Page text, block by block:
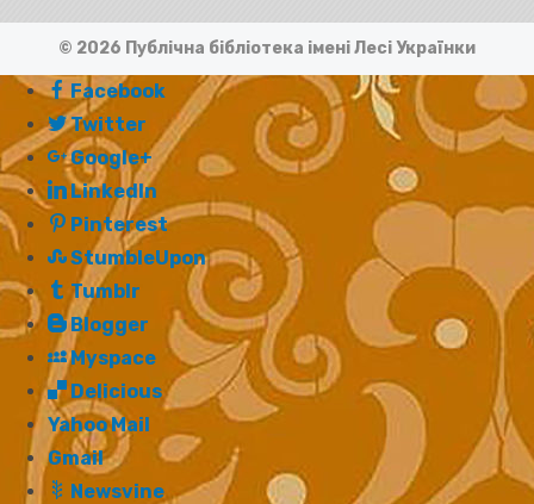
© 2026 Публічна бібліотека імені Лесі Українки
Facebook
Twitter
Google+
LinkedIn
Pinterest
StumbleUpon
Tumblr
Blogger
Myspace
Delicious
Yahoo Mail
Gmail
Newsvine